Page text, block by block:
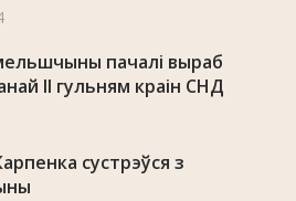
пачалі выраб
II гульням краін СНД
сустрэўся з